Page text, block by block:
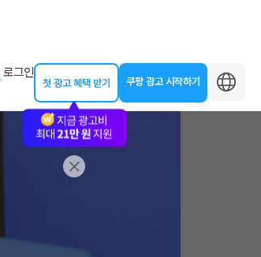
로그인
첫 광고 혜택 받기 쿠팡 광고 시작하기